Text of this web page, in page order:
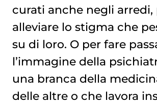
curati anche negli arredi,
alleviare lo stigma che
su di loro. O per fare
l’immagine della
una branca della
delle altre o che lavora